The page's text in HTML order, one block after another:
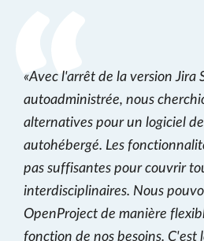
Avec l'arrêt de la version Jira
autoadministrée, nous
alternatives pour un logiciel
autohébergé. Les
pas suffisantes pour couvrir
interdisciplinaires. Nous
OpenProject de manière
fonction de nos besoins. C'est